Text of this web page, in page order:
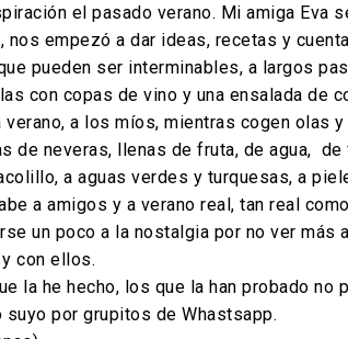
el pasado verano. Mi amiga Eva
nos empezó a dar ideas, recetas y
pueden ser interminables, a largos
con copas de vino y una ensalada de
verano, a los míos, mientras cogen
de neveras, llenas de fruta, de agua,
a aguas verdes y turquesas, a
a amigos y a verano real, tan real
un poco a la nostalgia por no ver
con ellos.
la he hecho, los que la han probado
por grupitos de Whastsapp.